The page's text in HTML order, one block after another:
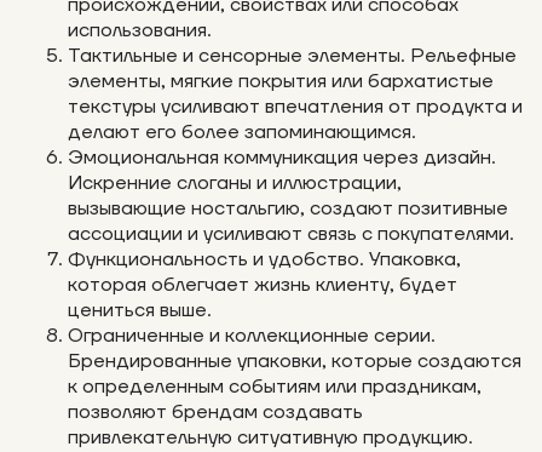
происхождении, свойствах или способах
использования.
Тактильные и сенсорные элементы. Рельефные
элементы, мягкие покрытия или бархатистые
текстуры усиливают впечатления от продукта и
делают его более запоминающимся.
Эмоциональная коммуникация через дизайн.
Искренние слоганы и иллюстрации,
вызывающие ностальгию, создают позитивные
ассоциации и усиливают связь с покупателями.
Функциональность и удобство. Упаковка,
которая облегчает жизнь клиенту, будет
цениться выше.
Ограниченные и коллекционные серии.
Брендированные упаковки, которые создаются
к определенным событиям или праздникам,
позволяют брендам создавать
привлекательную ситуативную продукцию.